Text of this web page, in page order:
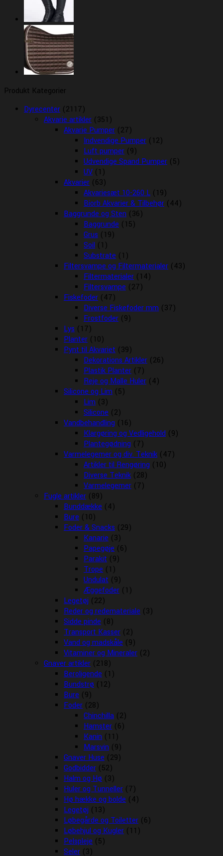
Produkt Kategorier
Dyrecenter (2117)
Akvarie artikler (351)
Akvarie Pumper (27)
Indvendige Pumper (12)
Luft pumper (9)
Udvendige Spand Pumper (5)
UV (1)
Akvarier (63)
Akvariesæt 10-260 L (19)
Biorb Akvarier & Tilbehør (44)
Baggrunde og Sten (36)
Baggrunde (15)
Grus (19)
Soil (1)
Substrate (1)
Filtersvampe og Filtermaterialer (43)
Filtermaterialer (14)
Filtersvampe (27)
Fiskefoder (47)
Diverse Fiskefoder mm (37)
Frostfoder (9)
Lys (17)
Planter (10)
Pynt til Akvariet (39)
Dekorations Artikler (26)
Plastik Planter (7)
Reje og Malle Huler (4)
Silicone og Lim (5)
Lim (3)
Silicone (2)
Vandbehandling (16)
Klargøring og Vedligehold (9)
Plantegødning (7)
Varmelegemer og div. Teknik (47)
Artikler til Rengøring (10)
Diverse Teknik (28)
Varmelegemer (7)
Fugle artikler (89)
Bunddække (4)
Bure (10)
Foder & Snacks (29)
Kanarie (3)
Papegøje (6)
Parakit (9)
Trope (1)
Undulat (9)
Æggefoder (1)
Legetøj (22)
Reder og redemateriale (3)
Sidde pinde (8)
Transport Kasser (2)
Vand og madskåle (9)
Vitaminer og Mineraler (2)
Gnaver artikler (218)
Beroligende (1)
Bundstrø (12)
Bure (9)
Foder (28)
Chinchilla (2)
Hamster (6)
Kanin (11)
Marsvin (9)
Gnaver Huse (29)
Godbidder (52)
Halm og Hø (3)
Huler og Tunneller (7)
Hø hække og bolde (4)
Legetøj (13)
Løbegårde og Toiletter (6)
Løbehjul og Kugler (11)
Pelspleje (5)
Seler (3)